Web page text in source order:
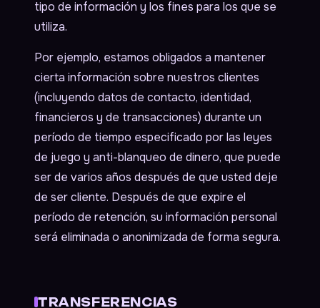
tipo de información y los fines para los que se
utiliza.
Por ejemplo, estamos obligados a mantener
cierta información sobre nuestros clientes
(incluyendo datos de contacto, identidad,
financieros y de transacciones) durante un
período de tiempo especificado por las leyes
de juego y anti-blanqueo de dinero, que puede
ser de varios años después de que usted deje
de ser cliente. Después de que expire el
período de retención, su información personal
será eliminada o anonimizada de forma segura.
TRANSFERENCIAS